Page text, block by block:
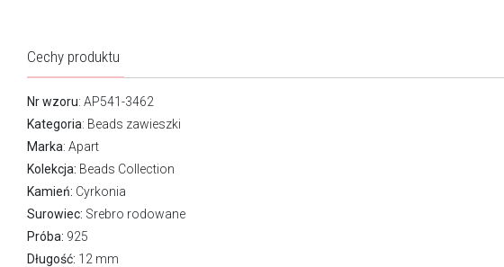
Cechy produktu
Nr wzoru: AP541-3462
Kategoria: Beads zawieszki
Marka: Apart
Kolekcja: Beads Collection
Kamień: Cyrkonia
Surowiec: Srebro rodowane
Próba: 925
Długość: 12 mm